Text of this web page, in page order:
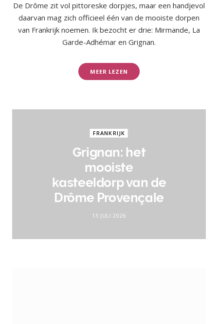
De Drôme zit vol pittoreske dorpjes, maar een handjevol
daarvan mag zich officieel één van de mooiste dorpen
van Frankrijk noemen. Ik bezocht er drie: Mirmande, La
Garde-Adhémar en Grignan.
MEER LEZEN
FRANKRIJK
Grignan: het
mooiste
kasteeldorp van de
Drôme Provençale
13 JULI 2026